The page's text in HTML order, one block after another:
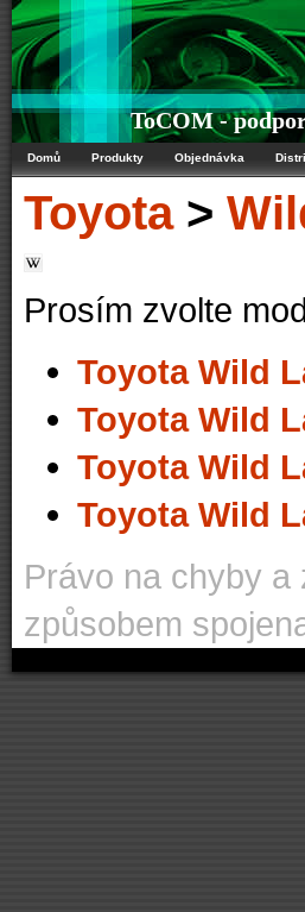
ToCOM -
Domů Produkty Objednávka
Toyota>
Prosím zvolte
Toyota Wild
Toyota Wild
Toyota Wild
Toyota Wild
Právo na chyby
způsobem